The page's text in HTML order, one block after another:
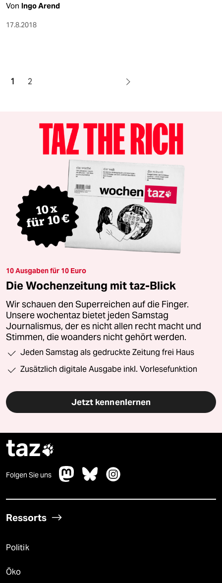
Von Ingo Arend
17.8.2018
1 2
10 Ausgaben für 10 Euro
Die Wochenzeitung mit taz-Blick
Wir schauen den Superreichen auf die Finger.
Unsere wochentaz bietet jeden Samstag
Journalismus, der es nicht allen recht macht und
Stimmen, die woanders nicht gehört werden.
Jeden Samstag als gedruckte Zeitung frei Haus
Zusätzlich digitale Ausgabe inkl. Vorlesefunktion
Jetzt kennenlernen
taz
Folgen Sie uns
Ressorts
Politik
Öko